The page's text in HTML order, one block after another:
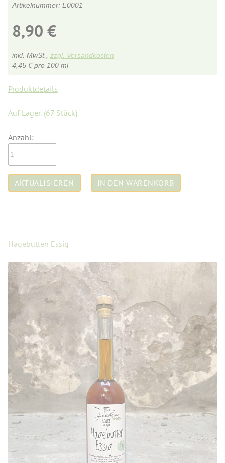
E0001
8,90 €
inkl. MwSt., zzgl. Versandkosten
4,45 € pro 100 ml
Produktdetails
Auf Lager. (67 Stück)
Anzahl:
Hagebutten Essig